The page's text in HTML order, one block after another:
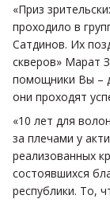
«Приз
проходило в
Сатдинов. Их
скверов» Марат
помощники Вы –
они проходят
«10 лет для
за плечами у
реализованных
состоявшихся
республики. То,